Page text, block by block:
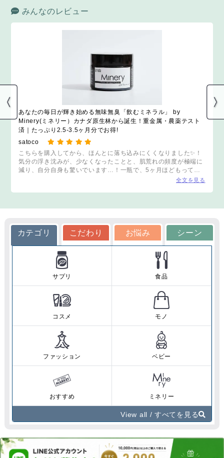
キメの整ったお肌
へ！
悪感ゼロの
みんなのレビュー
あなたの毎日が輝き始める無味無臭「飲むミネラル」 by
Minery(ミネリー）カナダ原生林から誕生！重金属・農薬テスト
済｜たっぷり2.5-3.5ヶ月分でお得!
satoco
こちらを購入してから、ほんとに落ち込みにくくなりました✨！
気分の浮き沈みが、少なくなったことと、肌荒れの頻度が極端に
減り、自分自身も驚いでいます…！一瓶で、5ヶ月ほどもってい
ます！子供達も水筒に入れて毎日持ち歩いています✨我が家の必
全文を見る
カテゴリ こだわり お悩み シーン
サプリ 食品
コスメ モノ
ファッション ベビー
おすすめ ミネリー
View all / すべてを見る